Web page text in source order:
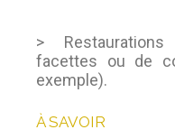
>
facettes ou de
exemple).
À SAVOIR